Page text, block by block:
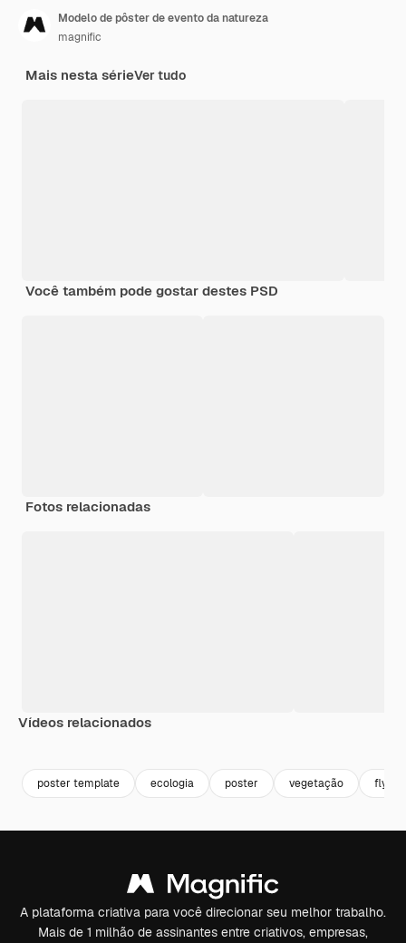
Modelo de pôster de evento da natureza
magnific
Mais nesta sérieVer tudo
Você também pode gostar destes PSD
Fotos relacionadas
Vídeos relacionados
poster template ecologia poster vegetação flyer
A plataforma criativa para você direcionar seu melhor trabalho.
Mais de 1 milhão de assinantes entre criativos, empresas,